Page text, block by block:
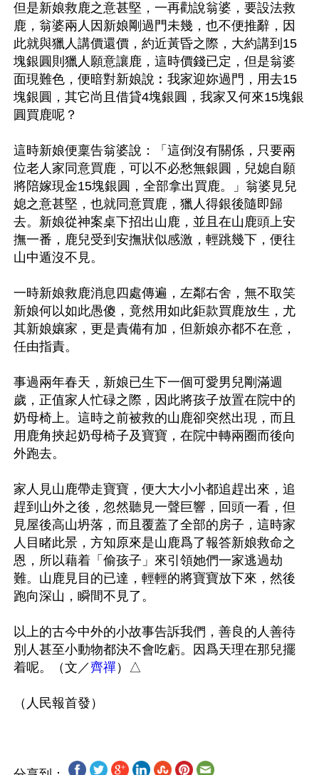
但是新娘救鹿之意甚堅，一再勸說翁婆，要設法救
鹿，翁婆兩人因新娘剛過門未幾，也不便推辭，因
此就與獵人講價還價，約近黃昏之際，大約講到15
塊銀圓則獵人願意讓鹿，這時價錢已定，但是翁婆
面現難色，便暗對新娘說︰我家迎妳過門，用去15
塊銀圓，其它尚且借貸4塊銀圓，我家又何來15塊銀
圓買鹿呢？
這時新娘便稟告翁婆說：「這倒沒有關係，只要兩
位老人家同意買鹿，可以不必愁無銀圓，兒媳自願
將陪嫁現金15塊銀圓，全部拿出買鹿。」翁婆見兒
媳之意甚堅，也就同意買鹿，獵人得銀後隨即歸
去。新娘從神案桌下招出山鹿，並且在山鹿頭上安
撫一番，鹿兒受到安撫狀似感激，輕跳幾下，便往
山中遁沒不見。
一時新娘救鹿消息四處傳遍，左鄰右舍，無不取笑
新娘何以如此愚傻，竟然用如此鉅款買鹿放生，尤
其新娘孃家，更是責備有加，但新娘亦都不在意，
任由指責。
事過兩年春天，新娘已生下一個可愛男兒剛滿週
歲，正值家人忙碌之際，因此將孩子放置在院中的
奶母椅上。這時之前被救的山鹿卻突然出現，而且
用鹿角挾起奶母椅子及寶寶，在院中轉兩圈而後向
外跑去。
家人見山鹿帶走寶寶，便大大小小都追趕出來，追
趕到山外之後，忽然聽見一聲巨響，回頭一看，但
見屋後高山坍落，而且覆蓋了全部的房子，這時家
人目睹此景，方知原來是山鹿爲了報答新娘救命之
恩，所以藉着「偷孩子」來引領她們一家逃過劫
難。山鹿見目的已達，輕輕的將寶寶放下來，然後
跑向深山，瞬間不見了。
以上的古今中外的小故事告訴我們，善良的人善待
別人甚至小動物都決不會吃虧。因爲天理在那兒擺
着呢。（文／齊禪）△